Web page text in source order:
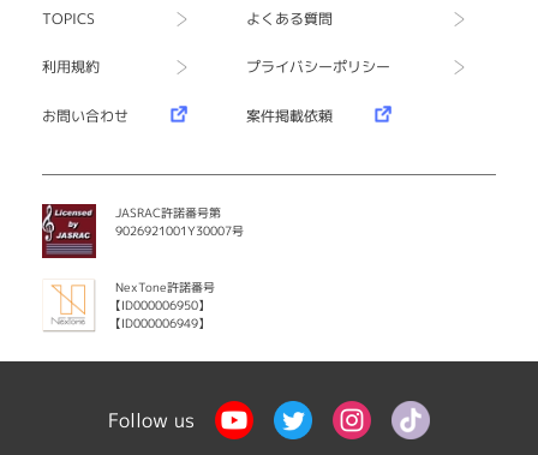
TOPICS よくある質問
利用規約 プライバシーポリシー
お問い合わせ 案件掲載依頼
JASRAC許諾番号第
9026921001Y30007号
NexTone許諾番号
【ID000006950】
【ID000006949】
Follow us